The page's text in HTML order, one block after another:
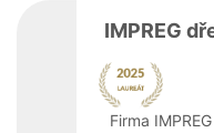
IMPREG
Firma